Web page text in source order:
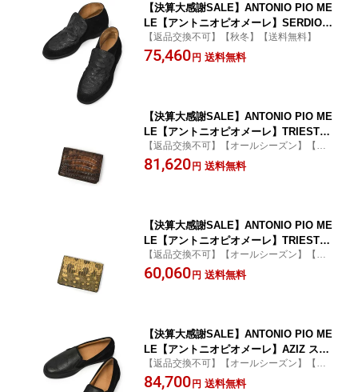
【決算大感謝SALE】ANTONIO PIO ME
LE【アントニオピオメーレ】SERDIO
アンクルブーツ STRUZZO VELOUR オ
ーストリッチ ベロアスエード NERO ブ
【返品交換不可】【秋冬】【送料無料】
75,460円 送料無料
【決算大感謝SALE】ANTONIO PIO ME
LE【アントニオピオメーレ】TRIESTE
名刺入れ カードケース ALLIGATOR ア
リゲーター BROWN ミディアムブラウ
【返品交換不可】【オールシーズン】【送
料無料】
81,620円 送料無料
【決算大感謝SALE】ANTONIO PIO ME
LE【アントニオピオメーレ】TRIESTE
名刺入れ カードケース LIZARD リザー
ド NATURAL ナチュラル
【返品交換不可】【オールシーズン】【送
料無料】
60,060円 送料無料
【決算大感謝SALE】ANTONIO PIO ME
LE【アントニオピオメーレ】AZIZ スリ
ッポンスニーカー LIZARD VELOUR リ
ザード ベロアスエード NERO ブラック
【返品交換不可】【オールシーズン】【送
料無料】
84,700円 送料無料